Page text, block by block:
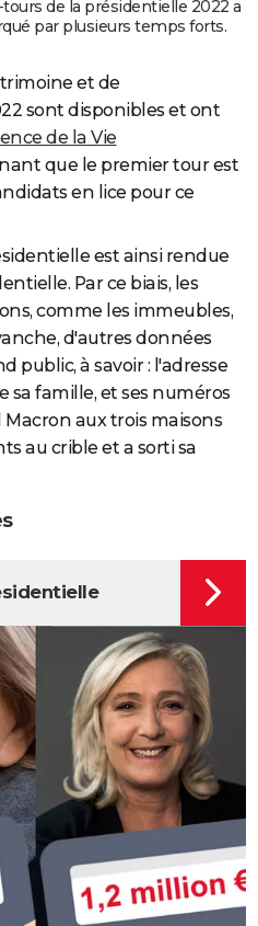
de la présidentielle 2022 a
par plusieurs temps forts.
et de
sont disponibles et ont
de la Vie
que le premier tour est
en lice pour ce
est ainsi rendue
Par ce biais, les
comme les immeubles,
d'autres données
public, à savoir : l'adresse
sa famille, et ses numéros
aux trois maisons
au crible et a sorti sa